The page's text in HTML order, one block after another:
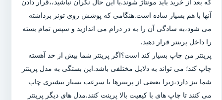
آنها با هم بسیار ساده است.هنگامی که پوشش روی تونر برداشته
می شود،به سادگی آن را به در درام می اندازید و سپس تمام بسته
را داخل پرینتر قرار دهید.
پرینتر من چاپ بسیار کند است؟اگر پرینتر شما بیش از حد آهسته
چاپ کند؛ می تواند به دلایل مختلفی باشد.این بستگی به مدل پرینتر
شما تیز دارد،زیرا بعضی از پرینترها با سرعت بسیار بیشتری چاپ
می کنند تا چاپ های با کیفیت بالا پرینت کنند.مدل های دیگر پرینتر